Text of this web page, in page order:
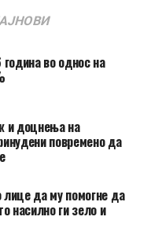
во однос на
и доцнења на
повремено да
да му помогне да
насилно ги зело и